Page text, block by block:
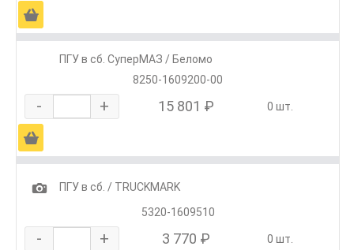
Ä
ПГУ в сб. СуперМАЗ / Беломо
8250-1609200-00
- + 15 801 ₽ 0 шт.
Ä
1
ПГУ в сб. / TRUCKMARK
5320-1609510
- + 3 770 ₽ 0 шт.